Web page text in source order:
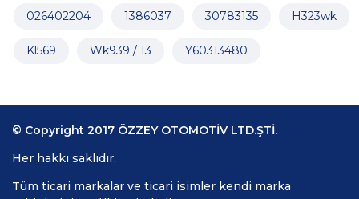
026402204 1386037 30783135 H323wk
Kl569 Wk939 / 13 Y60313480
© Copyright 2017 ÖZZEY OTOMOTİV LTD.ŞTİ.
Her hakkı saklıdır.
Tüm ticari markalar ve ticari isimler kendi marka